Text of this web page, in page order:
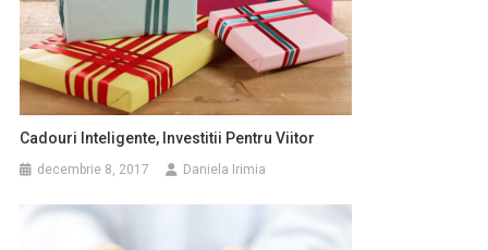
Cadouri Inteligente, Investitii Pentru Viitor
decembrie 8, 2017 Daniela Irimia